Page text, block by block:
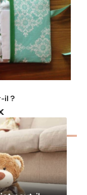
il ?